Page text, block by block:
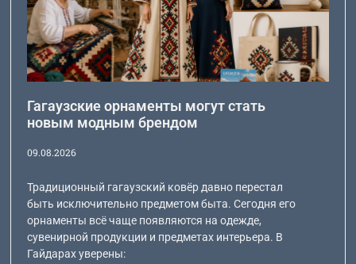
Гагаузские орнаменты могут стать
новым модным брендом
09.08.2026
Традиционный гагаузский ковёр давно перестал
быть исключительно предметом быта. Сегодня его
орнаменты всё чаще появляются на одежде,
сувенирной продукции и предметах интерьера. В
Гайдарах уверены: